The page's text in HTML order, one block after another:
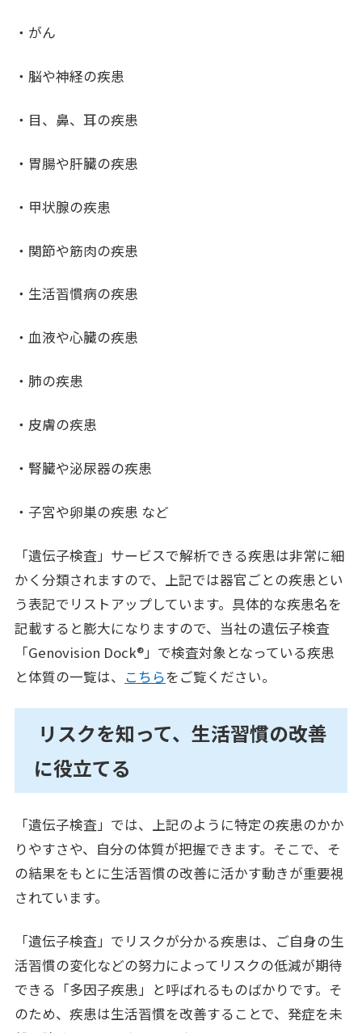
・がん
・脳や神経の疾患
・目、鼻、耳の疾患
・胃腸や肝臓の疾患
・甲状腺の疾患
・関節や筋肉の疾患
・生活習慣病の疾患
・血液や心臓の疾患
・肺の疾患
・皮膚の疾患
・腎臓や泌尿器の疾患
・子宮や卵巣の疾患 など
「遺伝子検査」サービスで解析できる疾患は非常に細
かく分類されますので、上記では器官ごとの疾患とい
う表記でリストアップしています。具体的な疾患名を
記載すると膨大になりますので、当社の遺伝子検査
「Genovision Dock®」で検査対象となっている疾患
と体質の一覧は、
こちらをご覧ください。
リスクを知って、生活習慣の改善
に役立てる
「遺伝子検査」では、上記のように特定の疾患のかか
りやすさや、自分の体質が把握できます。そこで、そ
の結果をもとに生活習慣の改善に活かす動きが重要視
されています。
「遺伝子検査」でリスクが分かる疾患は、ご自身の生
活習慣の変化などの努力によってリスクの低減が期待
できる「多因子疾患」と呼ばれるものばかりです。そ
のため、疾患は生活習慣を改善することで、発症を未